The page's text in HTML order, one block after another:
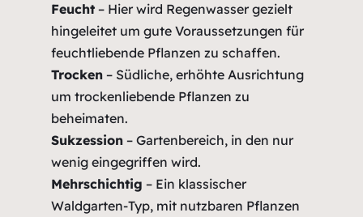
Feucht– Hier wird Regenwasser gezielt
hingeleitet um gute Voraussetzungen für
feuchtliebende Pflanzen zu schaffen.
Trocken– Südliche, erhöhte Ausrichtung
um trockenliebende Pflanzen zu
beheimaten.
Sukzession– Gartenbereich, in den nur
wenig eingegriffen wird.
Mehrschichtig – Ein klassischer
Waldgarten-Typ, mit nutzbaren Pflanzen